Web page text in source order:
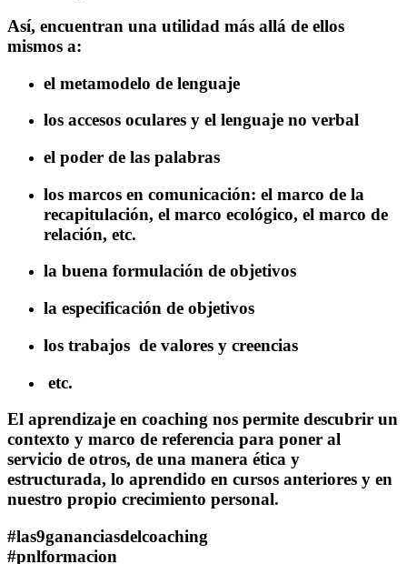
Así, encuentran una utilidad más allá de ellos
mismos a:
el metamodelo de lenguaje
los accesos oculares y el lenguaje no verbal
el poder de las palabras
los marcos en comunicación: el marco de la
recapitulación, el marco ecológico, el marco de
relación, etc.
la buena formulación de objetivos
la especificación de objetivos
los trabajos de valores y creencias
etc.
El aprendizaje en coaching nos permite descubrir un
contexto y marco de referencia para poner al
servicio de otros, de una manera ética y
estructurada, lo aprendido en cursos anteriores y en
nuestro propio crecimiento personal.
#las9gananciasdelcoaching
#pnlformacion